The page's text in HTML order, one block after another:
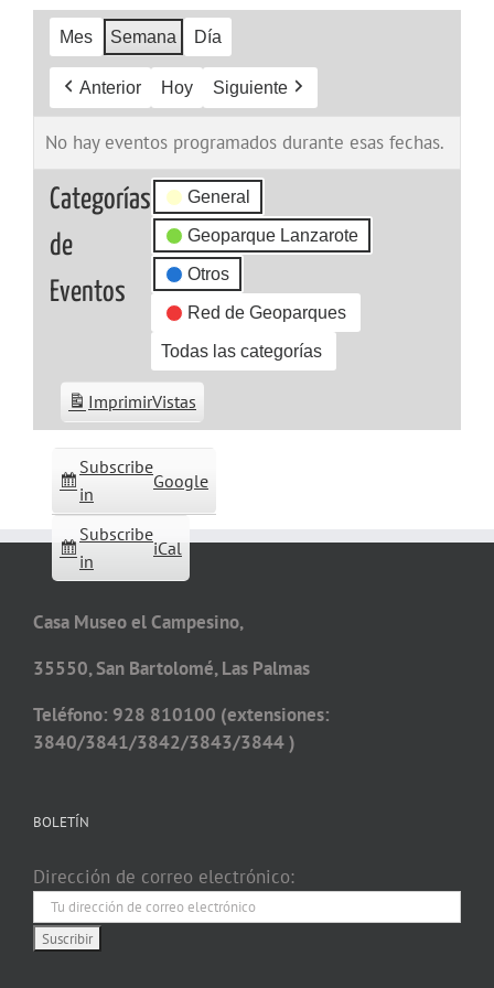
Mes Semana Día
Anterior Hoy Siguiente
No hay eventos programados durante esas fechas.
Categorías
de
Eventos
General
Geoparque Lanzarote
Otros
Red de Geoparques
Todas las categorías
Subscribe
in
Google
Subscribe
in
iCal
ImprimirVistas
Casa Museo el Campesino,
35550, San Bartolomé, Las Palmas
Teléfono: 928 810100 (extensiones:
3840/3841/3842/3843/3844 )
BOLETÍN
Dirección de correo electrónico: